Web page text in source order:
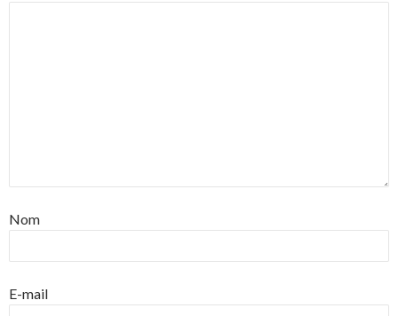
Nom
E-mail